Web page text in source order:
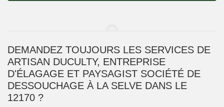
DEMANDEZ TOUJOURS LES SERVICES DE
ARTISAN DUCULTY, ENTREPRISE
D'ÉLAGAGE ET PAYSAGIST SOCIÉTÉ DE
DESSOUCHAGE À LA SELVE DANS LE
12170 ?